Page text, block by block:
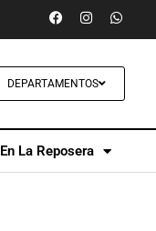
DEPARTAMENTOS
En La Reposera